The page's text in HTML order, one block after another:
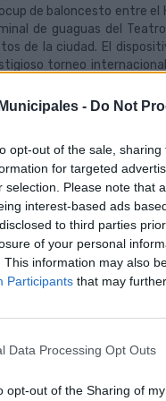
- Do Not
opt-out of the sale,
for targeted
selection. Please note that
interest-based ads
to third parties
of your personal
This information may also
Participants that may
Data Processing Opt Outs
opt-out of the Sharing of
de baloncesto entre el
de guaguas del
de la ciudad. El
torneo
de transporte
de baloncesto y se
del Gran Canaria
en tráfico.
de líneas
de origen, Plaza
de salida a las 18:00,
su viaje.
vez concluya cada
el trayecto inverso y
y Teatro, según la
mismo dispositivo se
oferta para asistir al